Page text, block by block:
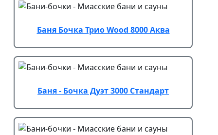
Баня Бочка Трио Wood 8000 Аква
Баня - Бочка Дуэт 3000 Стандарт